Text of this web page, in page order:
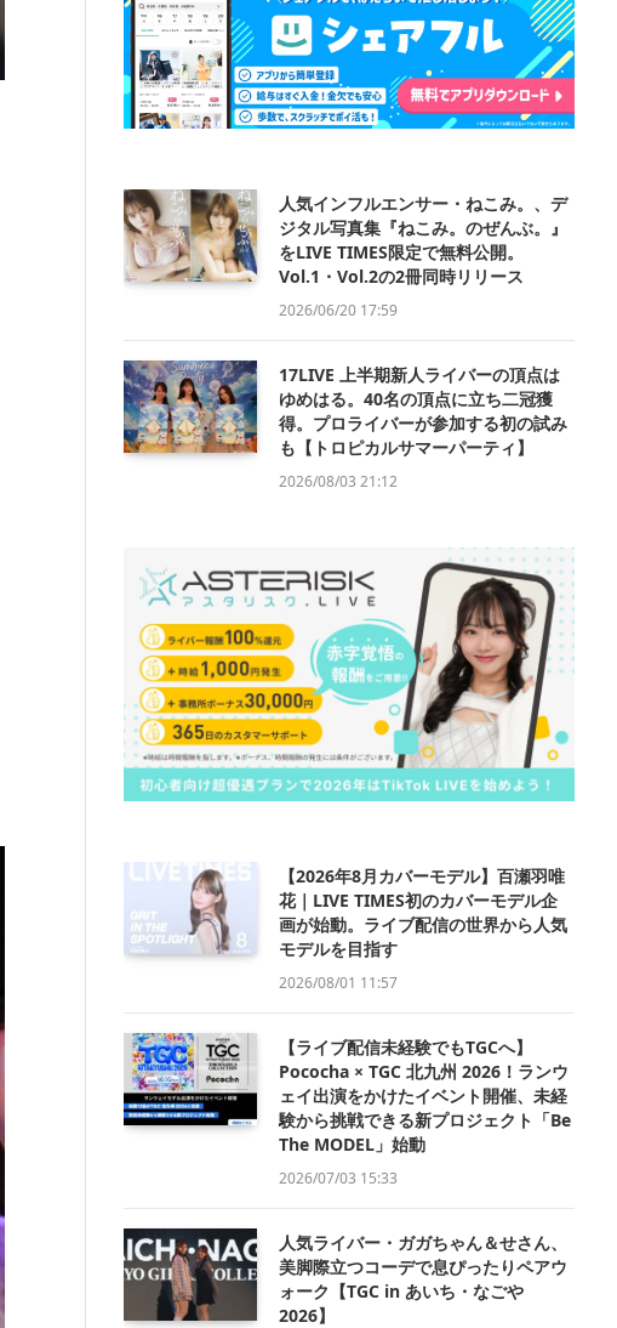
人気インフルエンサー・ねこみ。、デ
ジタル写真集『ねこみ。のぜんぶ。』
をLIVE TIMES限定で無料公開。
Vol.1・Vol.2の2冊同時リリース
2026/06/20 17:59
17LIVE 上半期新人ライバーの頂点は
ゆめはる。40名の頂点に立ち二冠獲
得。プロライバーが参加する初の試み
も【トロピカルサマーパーティ】
2026/08/03 21:12
【2026年8月カバーモデル】百瀬羽唯
花｜LIVE TIMES初のカバーモデル企
画が始動。ライブ配信の世界から人気
モデルを目指す
2026/08/01 11:57
【ライブ配信未経験でもTGCへ】
Pococha × TGC 北九州 2026！ランウ
ェイ出演をかけたイベント開催、未経
験から挑戦できる新プロジェクト「Be
The MODEL」始動
2026/07/03 15:33
人気ライバー・ガガちゃん＆せさん、
美脚際立つコーデで息ぴったりペアウ
ォーク【TGC in あいち・なごや
2026】